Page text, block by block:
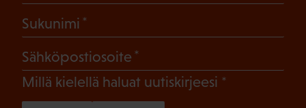
Sukunimi
Sähköpostiosoite
Millä kielellä haluat uutiskirjeesi (Pakollinen)